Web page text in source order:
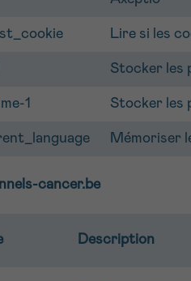
Lire si les
Stocker les
1 Stocker les
Mémoriser
cancer.be
Description